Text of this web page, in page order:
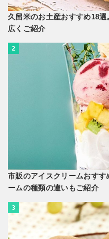
久留米のお土産おすすめ18
広くご紹介
2
市販のアイスクリームおすす
ームの種類の違いもご紹介
3